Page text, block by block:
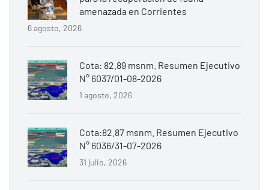
amenazada en Corrientes
6 agosto, 2026
Cota: 82.89 msnm. Resumen Ejecutivo
N° 6037/01-08-2026
1 agosto, 2026
Cota:82.87 msnm. Resumen Ejecutivo
N° 6036/31-07-2026
31 julio, 2026